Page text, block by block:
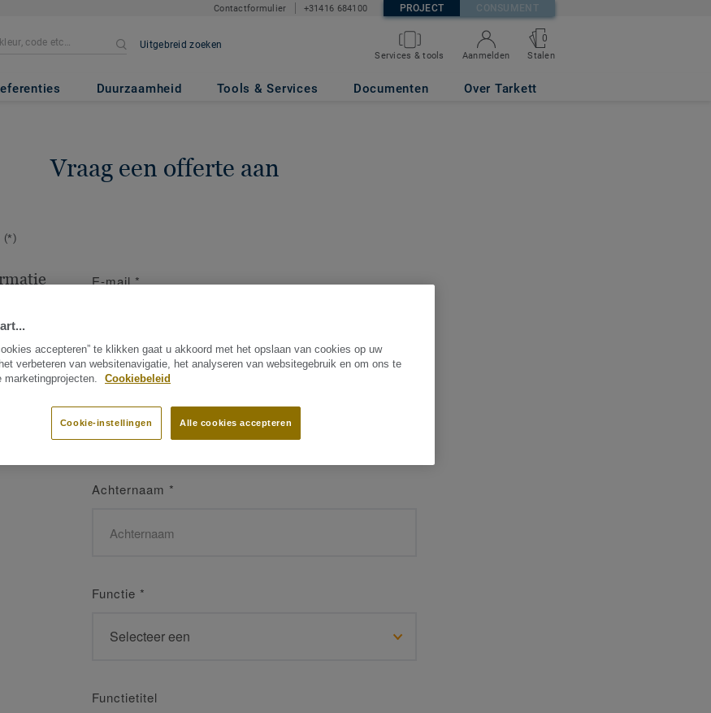
Contactformulier +31416 684100 PROJECT CONSUMENT
Uitgebreid zoeken
Services & tools Aanmelden
0
Stalen
Duurzaamheid Tools & Services Documenten Over Tarkett
Vraag een offerte aan
(*)
E-mail*
Naam*
Achternaam *
Functie *
Functietitel
accepteren” te klikken gaat u akkoord met het opslaan van cookies op uw
verbeteren van websitenavigatie, het analyseren van websitegebruik en om ons te
marketingprojecten.
Cookiebeleid
Alle cookies accepteren
Cookie-instellingen